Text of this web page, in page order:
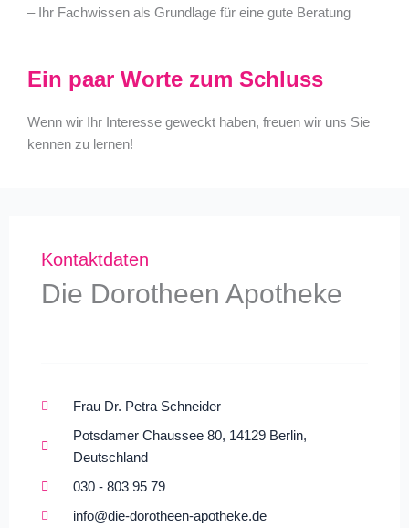
– Ihr Fachwissen als Grundlage für eine gute Beratung
Ein paar Worte zum Schluss
Wenn wir Ihr Interesse geweckt haben, freuen wir uns Sie
kennen zu lernen!
Kontaktdaten
Die Dorotheen Apotheke
Frau Dr. Petra Schneider
Potsdamer Chaussee 80, 14129 Berlin,
Deutschland
030 - 803 95 79
info@die-dorotheen-apotheke.de